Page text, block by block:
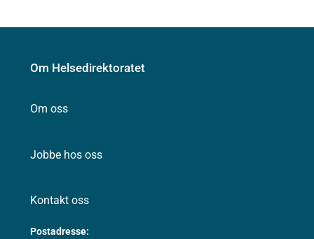
Om Helsedirektoratet
Om oss
Jobbe hos oss
Kontakt oss
Postadresse: